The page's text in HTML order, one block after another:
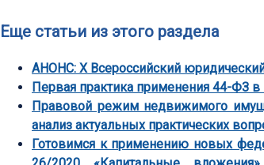
Еще статьи из этого раздела
АНОНС: Х Всероссийский
Первая практика применения 44-ФЗ
Правовой режим недвижимого
анализ актуальных практических
Готовимся к применению новых